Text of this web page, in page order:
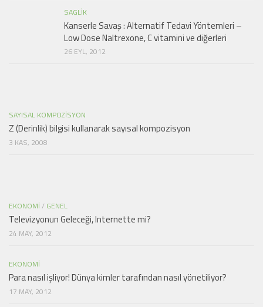
SAGLIK
Kanserle Savaş : Alternatif Tedavi Yöntemleri –
Low Dose Naltrexone, C vitamini ve diğerleri
26 EYL, 2012
SAYISAL KOMPOZISYON
Z (Derinlik) bilgisi kullanarak sayısal kompozisyon
3 KAS, 2008
EKONOMI / GENEL
Televizyonun Geleceği, Internette mi?
24 MAY, 2012
EKONOMI
Para nasıl işliyor! Dünya kimler tarafından nasıl yönetiliyor?
17 MAY, 2012